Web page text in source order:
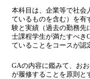
本科目は、企業等で社会
ているものを含む）を有
験と実績（過去の勤務先
士課程学生が満たすべき
ていることをコースが認
GAの内容に鑑みて、お
が履修することを原則と